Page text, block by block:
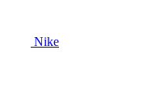
Nike